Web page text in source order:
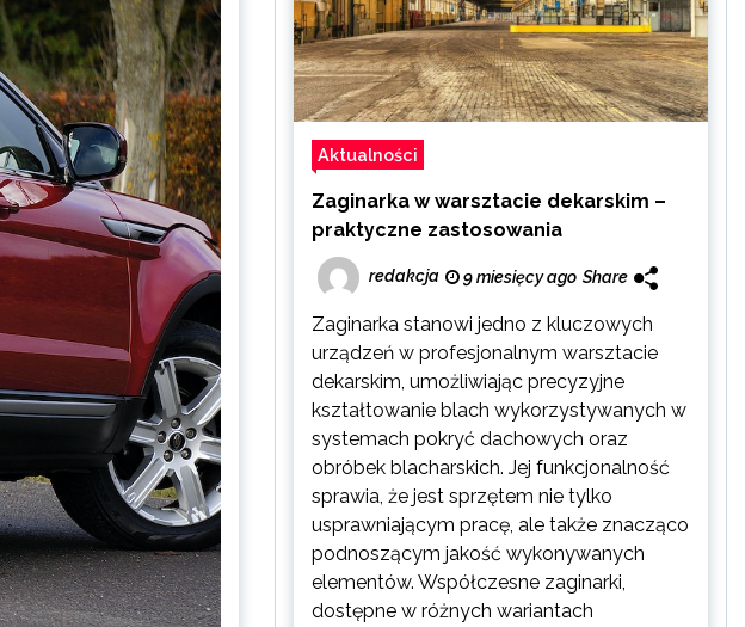
Aktualności
Zaginarka w warsztacie dekarskim –
praktyczne zastosowania
redakcja 9 miesięcy ago Share
Zaginarka stanowi jedno z kluczowych
urządzeń w profesjonalnym warsztacie
dekarskim, umożliwiając precyzyjne
kształtowanie blach wykorzystywanych w
systemach pokryć dachowych oraz
obróbek blacharskich. Jej funkcjonalność
sprawia, że jest sprzętem nie tylko
usprawniającym pracę, ale także znacząco
podnoszącym jakość wykonywanych
elementów. Współczesne zaginarki,
dostępne w różnych wariantach